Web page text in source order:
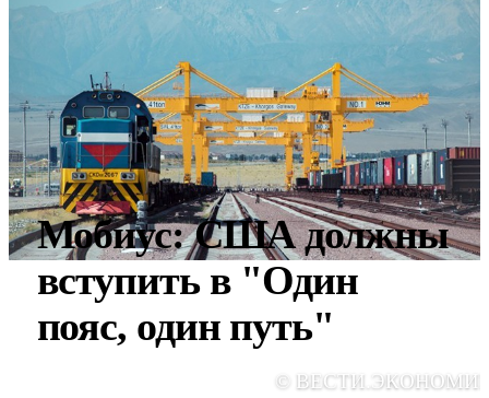
Мобиус: США должны
вступить в "Один
пояс, один путь"
©